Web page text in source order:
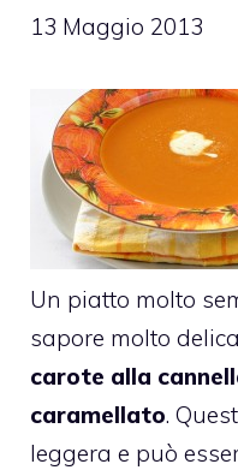
13 Maggio 2013
Un piatto molto
sapore molto
carote alla
caramellato.
leggera e può